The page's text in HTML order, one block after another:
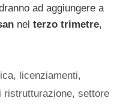
ad aggiungere a
nel terzo trimetre,
, licenziamenti,
ristrutturazione, settore